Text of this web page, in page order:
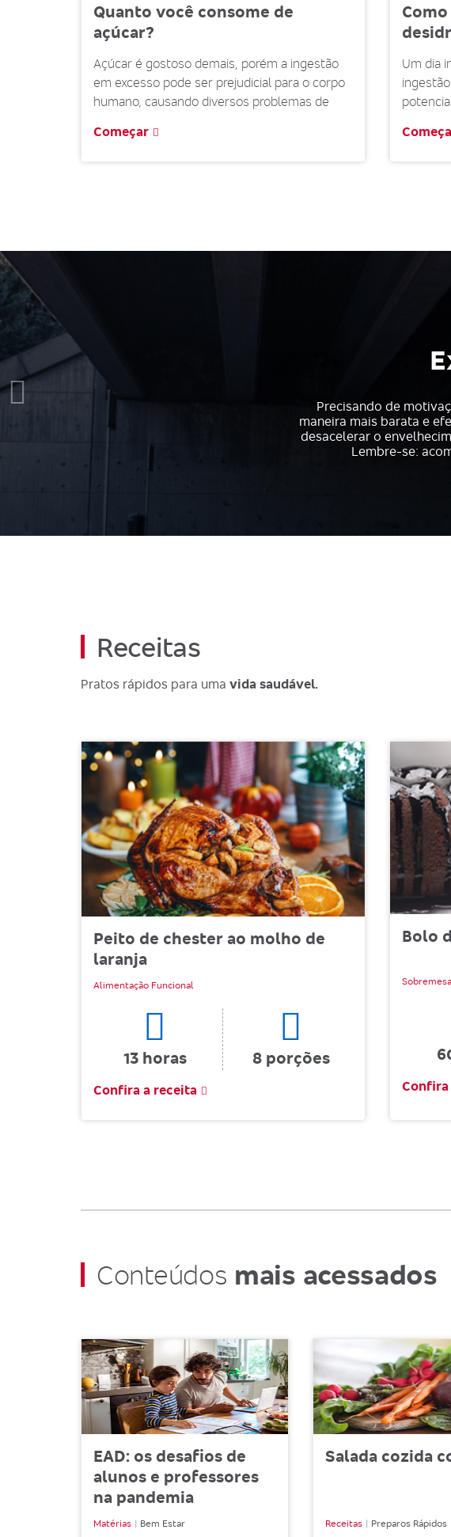
Quanto você consome de
açúcar?
Açúcar é gostoso demais, porém a ingestão
em excesso pode ser prejudicial para o corpo
humano, causando diversos problemas de
desenvolvimento de doenças cardíacas.
Começar
Um dia
Precisando de
maneira mais barata e
desacelerar o
Lembre-se:
Receitas
Pratos rápidos para uma vida saudável.
Peito de chester ao molho de
laranja
Alimentação Funcional
13 horas 8 porções
Confira a receita
Bolo
Confira
Conteúdos mais acessados
EAD: os desafios de
alunos e professores
na pandemia
Matérias Bem Estar
Salada cozida
Receitas Preparos Rápidos